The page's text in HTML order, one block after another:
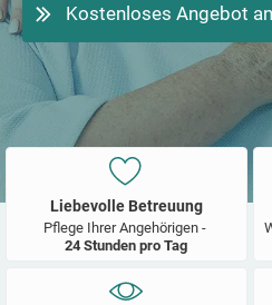
Kostenloses Angebot
Liebevolle Betreuung
Pflege Ihrer Angehörigen -
24 Stunden pro Tag